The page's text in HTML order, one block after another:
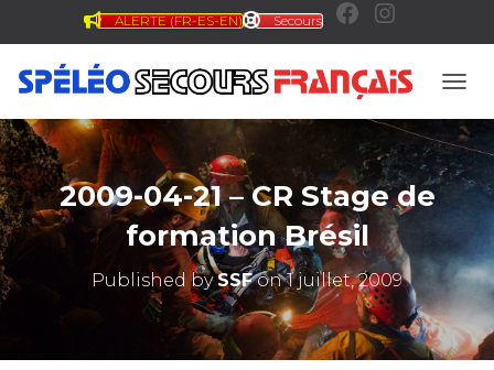
ALERTE (FR-ES-EN) Secours
F
c
e
b
o
I
s
t
a
g
2009-04-21 – CR Stage de
formation Brésil
Published bySSFon1 juillet, 2009